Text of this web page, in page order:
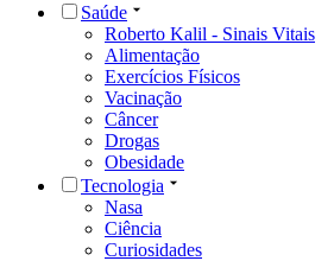
Saúde
Roberto Kalil - Sinais Vitais
Alimentação
Exercícios Físicos
Vacinação
Câncer
Drogas
Obesidade
Tecnologia
Nasa
Ciência
Curiosidades